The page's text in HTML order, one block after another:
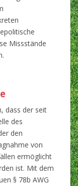
Missstände
dass der seit
des
den
von
ermöglicht
ist. Mit dem
§ 78b AWG